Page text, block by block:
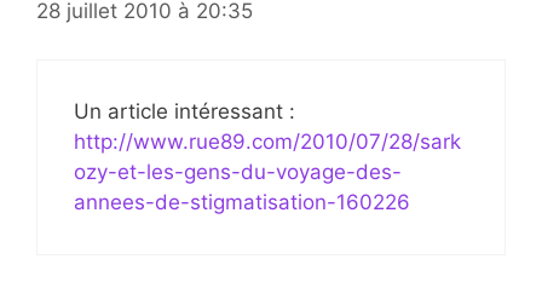
28 juillet 2010 à 20:35
Un article intéressant :
http://www.rue89.com/2010/07/28/sark
ozy-et-les-gens-du-voyage-des-
annees-de-stigmatisation-160226